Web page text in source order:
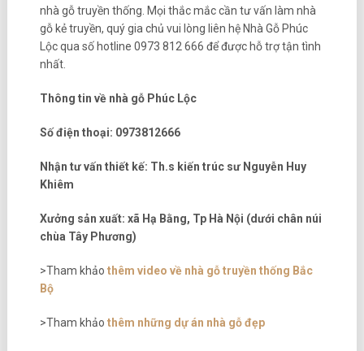
nhà gỗ truyền thống. Mọi thắc mắc cần tư vấn làm nhà
gỗ kẻ truyền, quý gia chủ vui lòng liên hệ Nhà Gỗ Phúc
Lộc qua số hotline 0973 812 666 để được hỗ trợ tận tình
nhất.
Thông tin về nhà gỗ Phúc Lộc
Số điện thoại: 0973812666
Nhận tư vấn thiết kế: Th.s kiến trúc sư Nguyễn Huy
Khiêm
Xưởng sản xuất: xã Hạ Bằng, Tp Hà Nội (dưới chân núi
chùa Tây Phương)
>Tham khảo thêm video về nhà gỗ truyền thống Bắc
Bộ
>Tham khảo thêm những dự án nhà gỗ đẹp